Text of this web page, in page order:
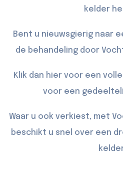
kelder
Bent u nieuwsgierig naar
de behandeling door
Klik dan hier voor een
voor een
Waar u ook verkiest, met
beschikt u snel over een